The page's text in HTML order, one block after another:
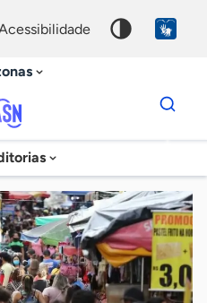
acessibilidade
Dados
para
chave